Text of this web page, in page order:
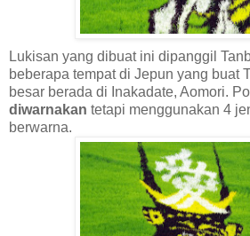
Lukisan yang dibuat ini dipanggil
beberapa tempat di Jepun yang buat
besar berada di Inakadate, Aomori.
diwarnakan tetapi menggunakan 4
berwarna.